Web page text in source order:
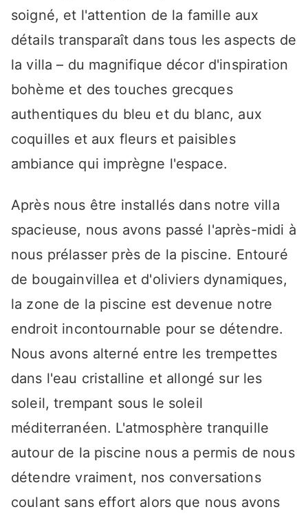
soigné, et l'attention de la famille aux
détails transparaît dans tous les aspects de
la villa – du magnifique décor d'inspiration
bohème et des touches grecques
authentiques du bleu et du blanc, aux
coquilles et aux fleurs et paisibles
ambiance qui imprègne l'espace.
Après nous être installés dans notre villa
spacieuse, nous avons passé l'après-midi à
nous prélasser près de la piscine. Entouré
de bougainvillea et d'oliviers dynamiques,
la zone de la piscine est devenue notre
endroit incontournable pour se détendre.
Nous avons alterné entre les trempettes
dans l'eau cristalline et allongé sur les
soleil, trempant sous le soleil
méditerranéen. L'atmosphère tranquille
autour de la piscine nous a permis de nous
détendre vraiment, nos conversations
coulant sans effort alors que nous avons